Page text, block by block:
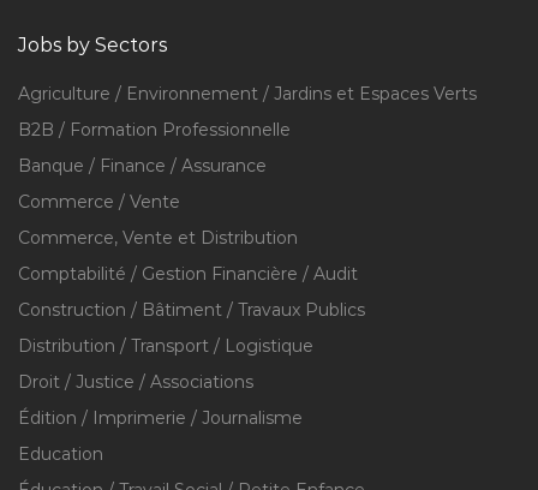
Jobs by Sectors
Agriculture / Environnement / Jardins et Espaces Verts
B2B / Formation Professionnelle
Banque / Finance / Assurance
Commerce / Vente
Commerce, Vente et Distribution
Comptabilité / Gestion Financière / Audit
Construction / Bâtiment / Travaux Publics
Distribution / Transport / Logistique
Droit / Justice / Associations
Édition / Imprimerie / Journalisme
Education